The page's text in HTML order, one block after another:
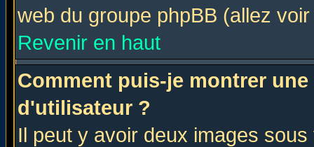
web du groupe phpBB (allez
Revenir en haut
Comment puis-je montrer
d'utilisateur ?
Il peut y avoir deux images